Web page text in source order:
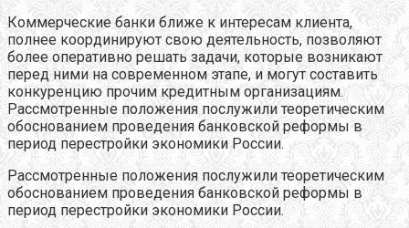
Коммерческие банки ближе к интересам клиента,
полнее координируют свою деятельность, позволяют
более оперативно решать задачи, которые возникают
перед ними на современном этапе, и могут составить
конкуренцию прочим кредитным организациям.
Рассмотренные положения послужили теоретическим
обоснованием проведения банковской реформы в
период перестройки экономики России.
Рассмотренные положения послужили теоретическим
обоснованием проведения банковской реформы в
период перестройки экономики России.